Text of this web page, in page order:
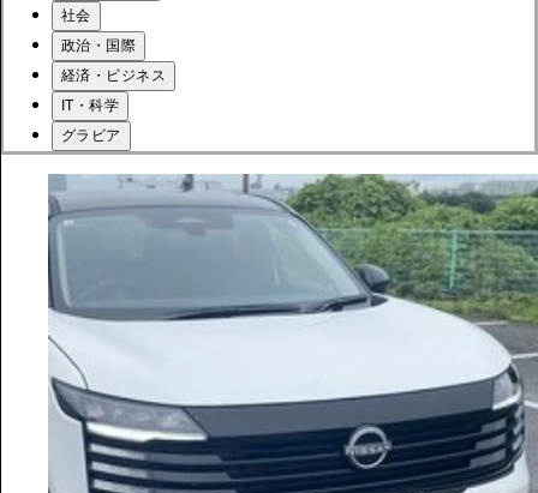
社会
政治・国際
経済・ビジネス
IT・科学
グラビア